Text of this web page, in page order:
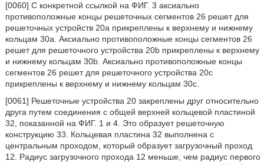
[0060] С конкретной ссылкой на ФИГ. 3 аксиально
противоположные концы решеточных сегментов 26 решет для
решеточных устройств 20a прикреплены к верхнему и нижнему
кольцам 30a. Аксиально противоположные концы сегментов 26
решет для решеточного устройства 20b прикреплены к верхнему
и нижнему кольцам 30b. Аксиально противоположные концы
сегментов 26 решет для решеточного устройства 20c
прикреплены к верхнему и нижнему кольцам 30c.
[0061] Решеточные устройства 20 закреплены друг относительно
друга путем соединения с общей верхней кольцевой пластиной
32, показанной на ФИГ. 1 и 4. Это образует решеточную
конструкцию 33. Кольцевая пластина 32 выполнена с
центральным проходом, который образует загрузочный проход
12. Радиус загрузочного прохода 12 меньше, чем радиус первого